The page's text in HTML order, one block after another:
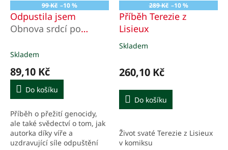
99 Kč –10 %
Odpustila jsem
Obnova srdcí po
Skladem
89,10 Kč
Do košíku
Příběh o přežití genocidy,
ale také svědectví o tom, jak
autorka díky víře a
uzdravující síle odpuštění
289 Kč –10 %
Příběh Terezie z
Lisieux
Průměrné
produktu
je
Skladem
260,10 Kč
Do košíku
Život svaté Terezie z Lisieux
v komiksu